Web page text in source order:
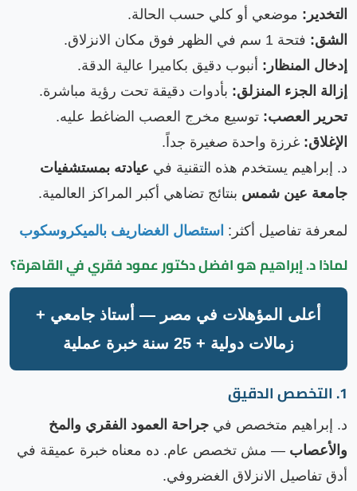
التخدير: موضعي أو كلي حسب الحالة.
الشق: فتحة 1 سم في الظهر فوق مكان الانزلاق.
إدخال المنظار: أنبوب دقيق بكاميرا عالية الدقة.
إزالة الجزء المنزلق: بأدوات دقيقة تحت رؤية مباشرة.
تحرير العصب: توسيع مخرج العصب الضاغط عليه.
الإغلاق: غرزة واحدة صغيرة جداً.
د. إبراهيم يستخدم هذه التقنية في عيادته بمستشفيات
جامعة عين شمس بنتائج تضاهي أكبر المراكز العالمية.
لمعرفة تفاصيل أكثر: استئصال الغضاريف بالميكروسكوب
لماذا د. إبراهيم هوافضل دكتور عمود فقري في القاهرة؟
أعلى المؤهلات في مصر — أستاذ جامعي +
زمالات دولية + 25 سنة خبرة عملية
1. التخصص الدقيق
د. إبراهيم متخصص في جراحة العمود الفقري والمخ
والأعصاب — مش تخصص عام. ده معناه خبرة عميقة في
أدق تفاصيل الانزلاق الغضروفي.